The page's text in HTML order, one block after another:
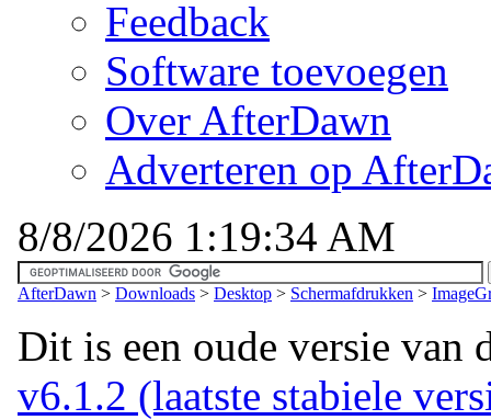
Feedback
Software toevoegen
Over AfterDawn
Adverteren op
8/8/2026 1:19:34 AM
AfterDawn > Downloads > Desktop > Schermafdrukken >
Dit is een oude versie van
v6.1.2 (laatste stabiele